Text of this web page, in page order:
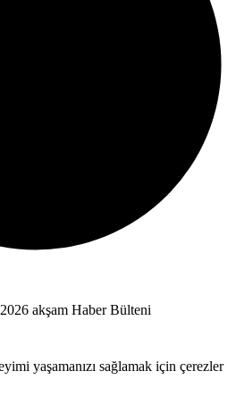
akşam Haber Bülteni
yaşamanızı sağlamak için çerezler